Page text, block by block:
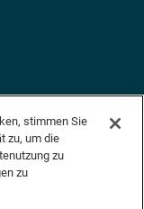
stimmen Sie
zu, um die
zu
zu